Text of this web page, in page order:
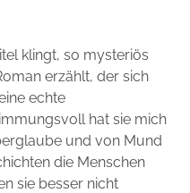
klingt, so mysteriös
erzählt, der sich
echte
hat sie mich
und von Mund
die Menschen
sie besser nicht